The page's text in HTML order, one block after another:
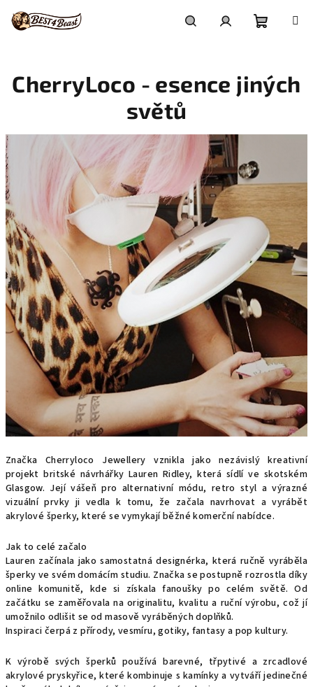
obsah
košík
CherryLoco - esence jiných
světů
Značka Cherryloco Jewellery vznikla jako nezávislý kreativní
projekt britské návrhářky Lauren Ridley, která sídlí ve skotském
Glasgow. Její vášeň pro alternativní módu, retro styl a výrazné
vizuální prvky ji vedla k tomu, že začala navrhovat a vyrábět
akrylové šperky, které se vymykají běžné komerční nabídce.
Jak to celé začalo
Lauren začínala jako samostatná designérka, která ručně vyráběla
šperky ve svém domácím studiu. Značka se postupně rozrostla díky
online komunitě, kde si získala fanoušky po celém světě. Od
začátku se zaměřovala na originalitu, kvalitu a ruční výrobu, což jí
umožnilo odlišit se od masově vyráběných doplňků.
Inspiraci čerpá z přírody, vesmíru, gotiky, fantasy a pop kultury.
K výrobě svých šperků používá barevné, třpytivé a zrcadlové
akrylové pryskyřice, které kombinuje s kamínky a vytváří jedinečné